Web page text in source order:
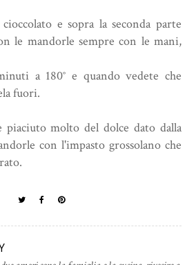
e sopra la seconda parte
le mandorle sempre con le mani,
a 180° e quando vedete che
fuori.
molto del dolce dato dalla
con l'impasto grossolano che